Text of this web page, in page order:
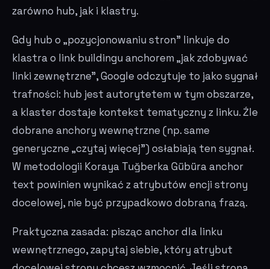
zarówno hub, jak i klastry.
Gdy hub o „pozycjonowaniu stron" linkuje do
klastra o link buildingu anchorem „jak zdobywać
linki zewnętrzne", Google odczytuje to jako sygnał
trafności: hub jest autorytetem w tym obszarze,
a klaster dostaje kontekst tematyczny z linku. Źle
dobrane anchory wewnętrzne (np. same
generyczne „czytaj więcej") osłabiają ten sygnał.
W metodologii Koraya Tuğberka Gübüra anchor
text powinien wynikać z atrybutów encji strony
docelowej, nie być przypadkowo dobraną frazą.
Praktyczna zasada: pisząc anchor dla linku
wewnętrznego, zapytaj siebie, który atrybut